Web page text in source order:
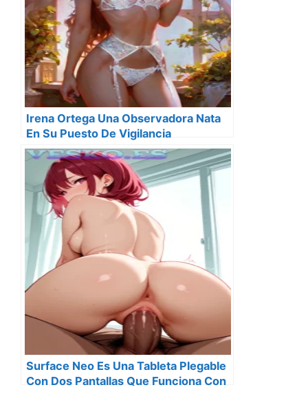
Irena Ortega Una Observadora Nata
En Su Puesto De Vigilancia
Surface Neo Es Una Tableta Plegable
Con Dos Pantallas Que Funciona Con